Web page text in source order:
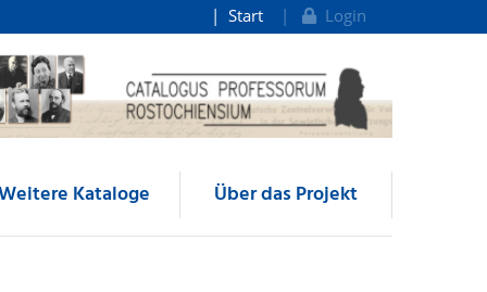
Start Login
Kataloge Über das Projekt